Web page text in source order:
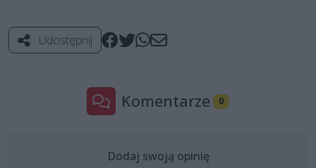
Udostępnij
Komentarze 0
Dodaj swoją opinię